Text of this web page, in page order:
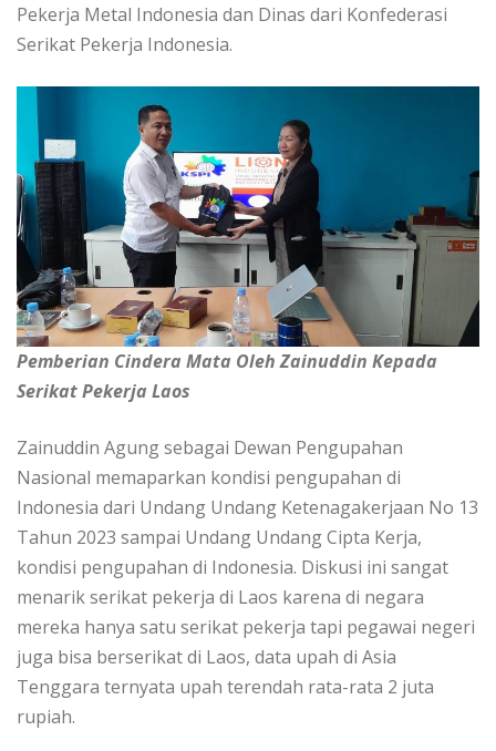
Pekerja Metal Indonesia dan Dinas dari Konfederasi
Serikat Pekerja Indonesia.
Pemberian Cindera Mata Oleh Zainuddin Kepada
Serikat Pekerja Laos
Zainuddin Agung sebagai Dewan Pengupahan
Nasional memaparkan kondisi pengupahan di
Indonesia dari Undang Undang Ketenagakerjaan No 13
Tahun 2023 sampai Undang Undang Cipta Kerja,
kondisi pengupahan di Indonesia. Diskusi ini sangat
menarik serikat pekerja di Laos karena di negara
mereka hanya satu serikat pekerja tapi pegawai negeri
juga bisa berserikat di Laos, data upah di Asia
Tenggara ternyata upah terendah rata-rata 2 juta
rupiah.